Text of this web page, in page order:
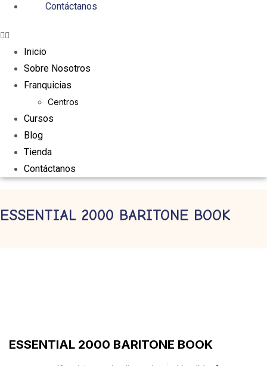
Contáctanos
Inicio
Sobre Nosotros
Franquicias
Centros
Cursos
Blog
Tienda
Contáctanos
ESSENTIAL 2000 BARITONE BOOK
ESSENTIAL 2000 BARITONE BOOK